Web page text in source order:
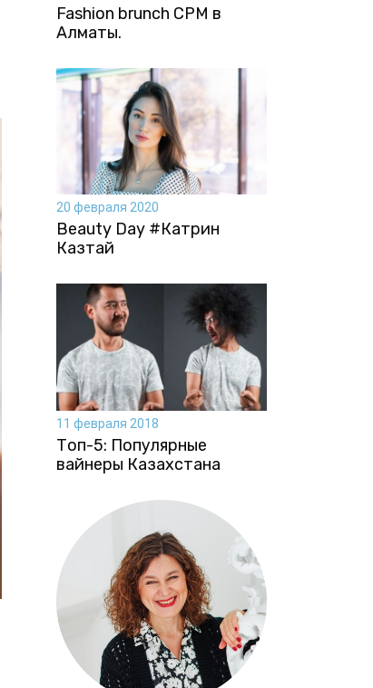
Fashion brunch CPM в
Алматы.
20 февраля 2020
Beauty Day #Катрин
Казтай
11 февраля 2018
Топ-5: Популярные
вайнеры Казахстана